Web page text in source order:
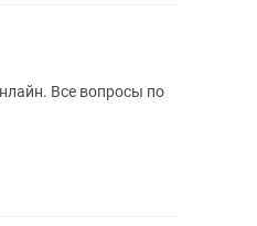
Все вопросы по